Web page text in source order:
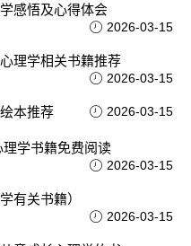
感悟及心得体会
2026-03-15
理学相关书籍推荐
2026-03-15
本推荐 2026-03-15
学书籍免费阅读
2026-03-15
有关书籍）
2026-03-15